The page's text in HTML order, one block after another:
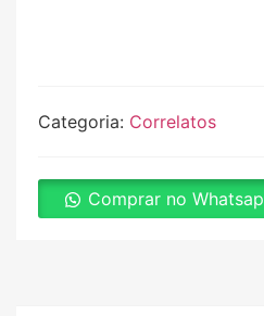
Categoria: Correlatos
Comprar no